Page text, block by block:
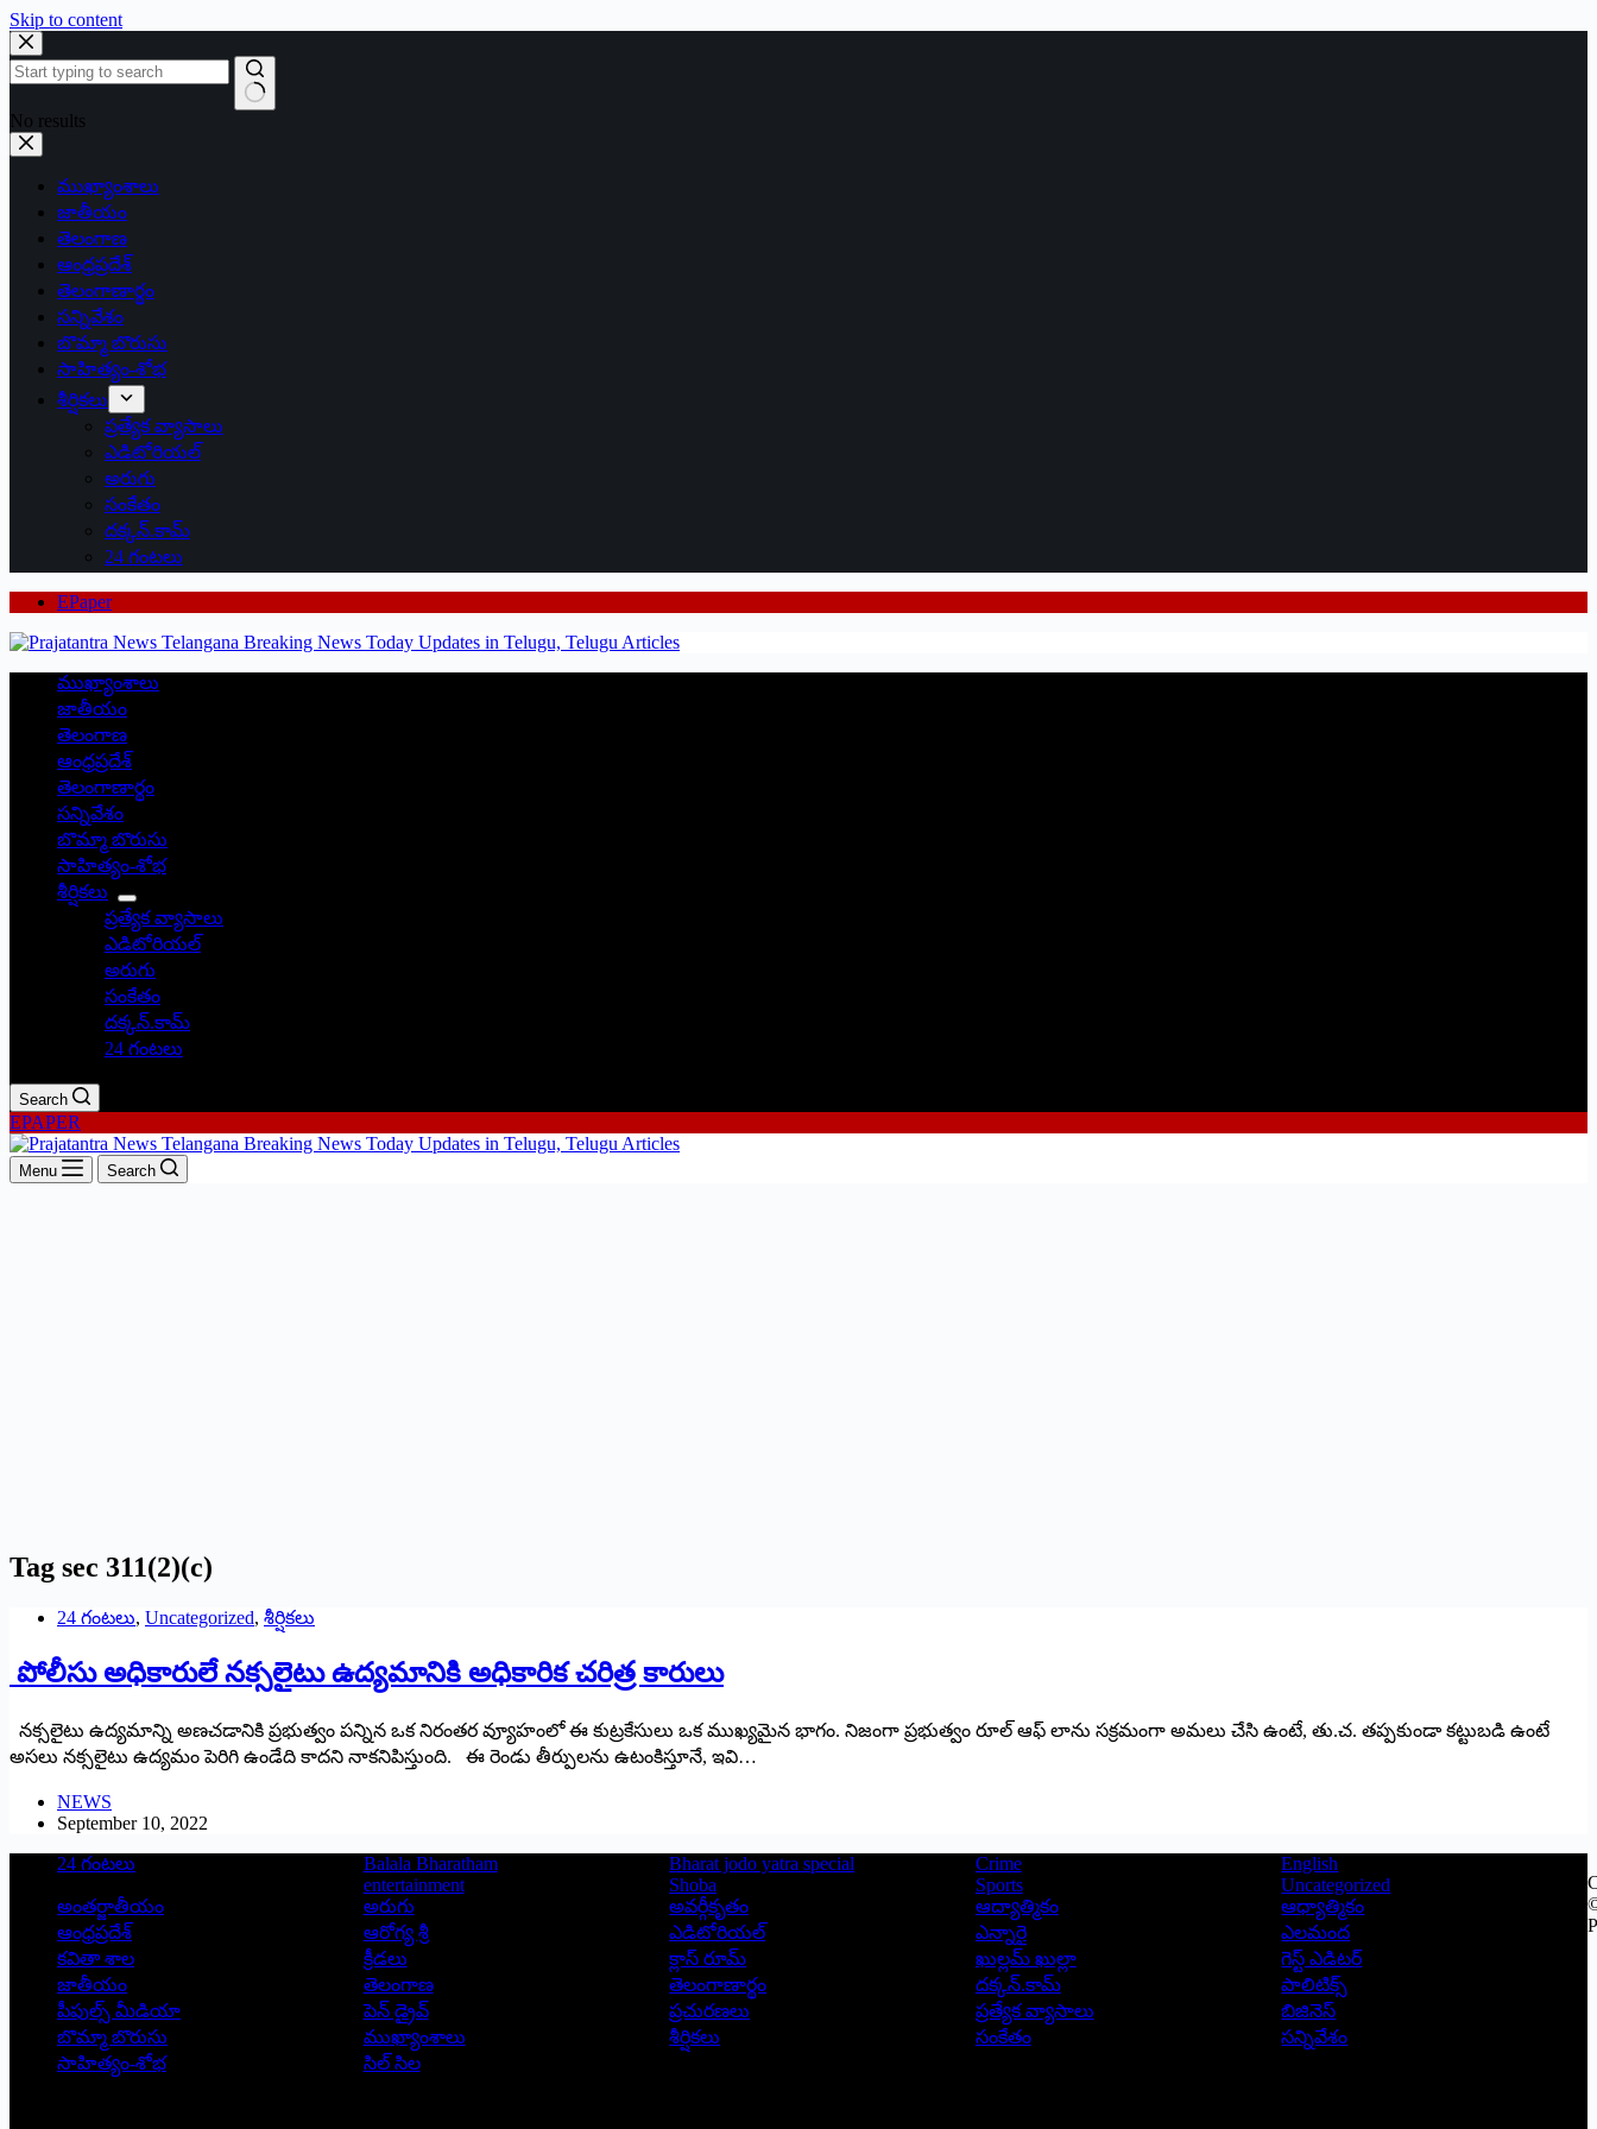
Skip to content
No results
ముఖ్యాంశాలు
జాతీయం
తెలంగాణ
ఆంధ్రప్రదేశ్
తెలంగాణార్థం
సన్నివేశం
బొమ్మా బొరుసు
సాహిత్యం-శోభ
శీర్షికలు
ప్రత్యేక వ్యాసాలు
ఎడిటోరియల్
అరుగు
సంకేతం
దక్కన్.కామ్
24 గంటలు
EPaper
ముఖ్యాంశాలు
జాతీయం
తెలంగాణ
ఆంధ్రప్రదేశ్
తెలంగాణార్థం
సన్నివేశం
బొమ్మా బొరుసు
సాహిత్యం-శోభ
శీర్షికలు
ప్రత్యేక వ్యాసాలు
ఎడిటోరియల్
అరుగు
సంకేతం
దక్కన్.కామ్
24 గంటలు
Search
EPAPER
Menu Search
Tag sec 311(2)(c)
24 గంటలు, Uncategorized, శీర్షికలు
పోలీసు అధికారులే నక్సలైటు ఉద్యమానికి అధికారిక చరిత్ర కారులు
నక్సలైటు ఉద్యమాన్ని అణచడానికి ప్రభుత్వం పన్నిన ఒక నిరంతర వ్యూహంలో ఈ కుట్రకేసులు ఒక ము­ఖ్యమైన భాగం. నిజంగా ప్రభుత్వం రూల్‌ ఆఫ్‌ లాను సక్రమంగా అమలు చేసి ఉంటే, తు.చ. తప్పకుండా కట్టుబడి ఉంటే
అసలు నక్సలైటు ఉద్యమం పెరిగి ఉండేది కాదని నాకనిపిస్తుంది. ఈ రెండు తీర్పులను ఉటంకిస్తూనే, ఇవి…
NEWS
September 10, 2022
24 గంటలు
Balala Bharatham Bharat jodo yatra special Crime
English
entertainment
Shoba Sports
Uncategorized
అంతర్జాతీయం
అరుగు అవర్గీకృతం ఆద్యాత్మికం
ఆధ్యాత్మికం
ఆంధ్రప్రదేశ్
ఆరోగ్య శ్రీ ఎడిటోరియల్ ఎన్నారై
ఎలమంద
కవితా శాల
క్రీడలు క్లాస్ రూమ్ ఖుల్లమ్ ఖుల్లా
గెస్ట్ ఎడిటర్
జాతీయం
తెలంగాణ తెలంగాణార్థం దక్కన్.కామ్
పాలిటిక్స్
పీపుల్స్ ‌మీడియా
పెన్ డ్రైవ్ ప్రచురణలు ప్రత్యేక వ్యాసాలు
బిజినెస్
బొమ్మా బొరుసు
ముఖ్యాంశాలు శీర్షికలు సంకేతం
సన్నివేశం
సాహిత్యం-శోభ
సిల్ సిల